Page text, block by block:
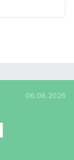
06.08.2026